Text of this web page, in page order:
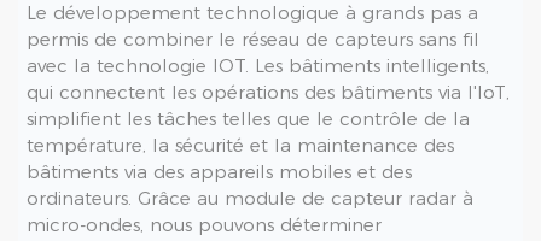
Le développement technologique à grands pas a
permis de combiner le réseau de capteurs sans fil
avec la technologie IOT. Les bâtiments intelligents,
qui connectent les opérations des bâtiments via l'IoT,
simplifient les tâches telles que le contrôle de la
température, la sécurité et la maintenance des
bâtiments via des appareils mobiles et des
ordinateurs. Grâce au module de capteur radar à
micro-ondes, nous pouvons déterminer